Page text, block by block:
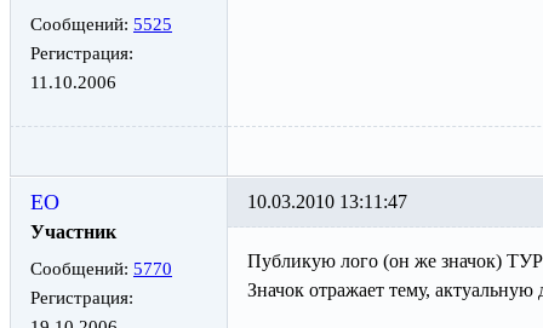
Сообщений: 5525
Регистрация:
11.10.2006
ЕО
Участник
Сообщений: 5770
Регистрация:
10.03.2010 13:11:47
Публикую лого (он же значок)
Значок отражает тему,